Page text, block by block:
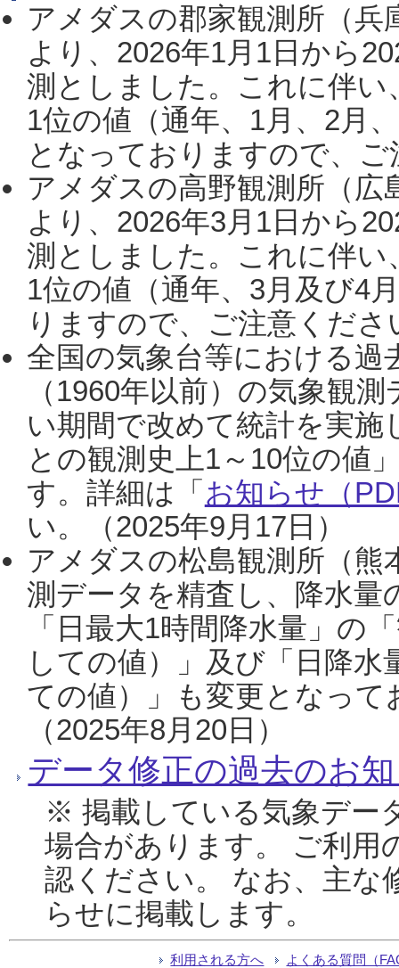
アメダスの郡家観測所（
より、2026年1月1日から
測としました。これに伴い
1位の値（通年、1月、2月
となっておりますので、
アメダスの高野観測所（
より、2026年3月1日から
測としました。これに伴い
1位の値（通年、3月及び4
りますので、ご注意くだ
全国の気象台等における過
（1960年以前）の気象観
い期間で改めて統計を実
との観測史上1～10位の値
す。詳細は「 お知らせ（
い。（2025年9月17日）
アメダスの松島観測所（熊
測データを精査し、降水
「日最大1時間降水量」の
しての値）」及び「日降
ての値）」も変更となっ
（2025年8月20日）
データ修正の過去のお
※ 掲載している気象デー
場合があります。 ご利用
認ください。 なお、主な
らせに掲載します。
利用される方へ よくある質問（